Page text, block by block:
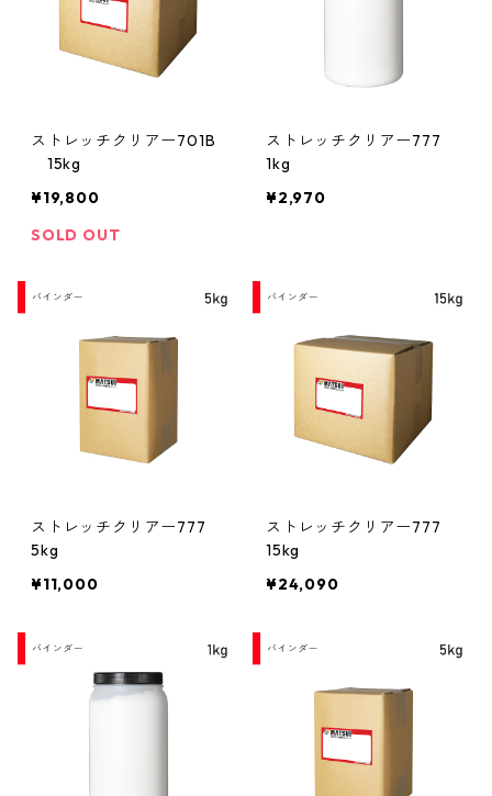
ストレッチクリアー701B
15kg
¥19,800
SOLD OUT
ストレッチクリアー777
1kg
¥2,970
ストレッチクリアー777
5kg
¥11,000
ストレッチクリアー777
15kg
¥24,090